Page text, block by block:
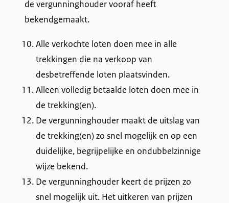
de vergunninghouder vooraf heeft
bekendgemaakt.
Alle verkochte loten doen mee in alle
trekkingen die na verkoop van
desbetreffende loten plaatsvinden.
Alleen volledig betaalde loten doen mee in
de trekking(en).
De vergunninghouder maakt de uitslag van
de trekking(en) zo snel mogelijk en op een
duidelijke, begrijpelijke en ondubbelzinnige
wijze bekend.
De vergunninghouder keert de prijzen zo
snel mogelijk uit. Het uitkeren van prijzen